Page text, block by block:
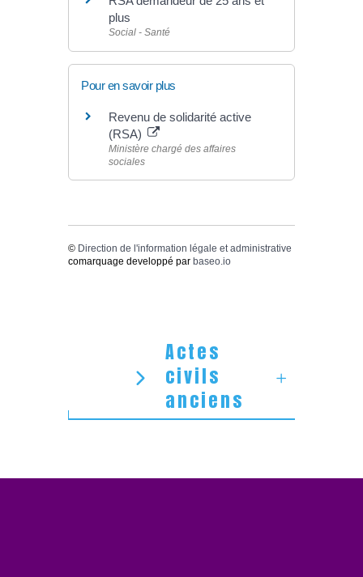
plus
Social - Santé
Pour en savoir plus
Revenu de solidarité active
(RSA)
Ministère chargé des affaires
sociales
© Direction de l'information légale et administrative
comarquage developpé par baseo.io
Actes
civils
anciens